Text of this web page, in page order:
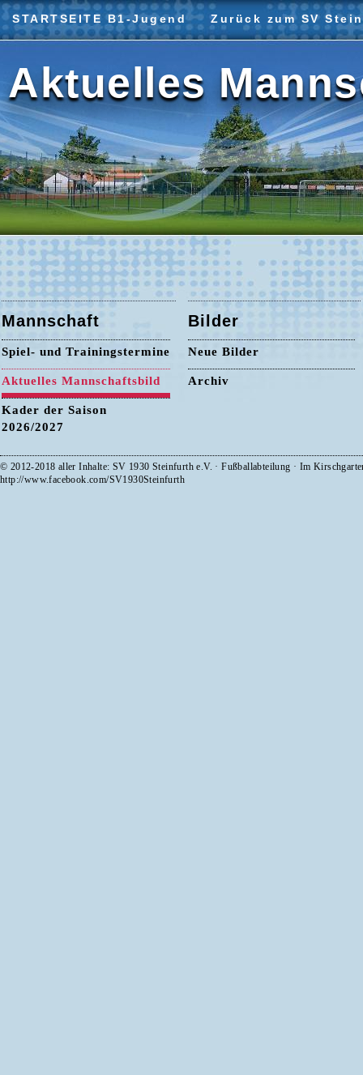
STARTSEITE B1-Jugend Zurück zum SV
Aktuelles
Mannschaft
Spiel- und Trainingstermine
Aktuelles Mannschaftsbild
Kader der Saison
2026/2027
Bilder
Neue Bilder
Archiv
© 2012-2018 aller Inhalte: SV 1930 Steinfurth e.V. · Fußballabteilung · Im
http://www.facebook.com/SV1930Steinfurth